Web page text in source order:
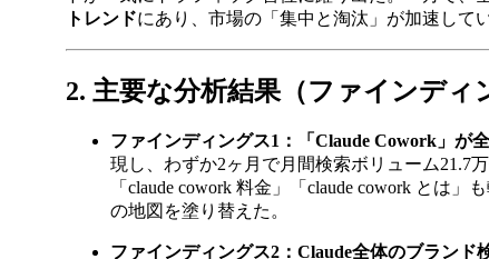
トレンドにあり、市場の「集中と淘汰」が加速して
2. 主要な分析結果（ファインディ
ファインディングス1：「Claude Cowork」が
現し、わずか2ヶ月で月間検索ボリューム21.7
「claude cowork 料金」「claude cowork とは
の地図を塗り替えた。
ファインディングス2：Claude全体のブランド